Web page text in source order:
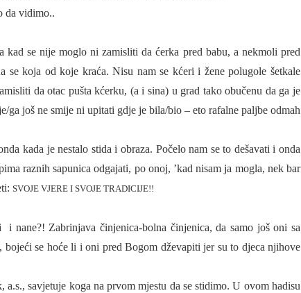
da vidimo..
se nije moglo ni zamisliti da ćerka pred babu, a nekmoli pred
koja od koje kraća. Nisu nam se kćeri i žene polugole šetkale
da otac pušta kćerku, (a i sina) u grad tako obučenu da ga je
još ne smije ni upitati gdje je bila/bio – eto rafalne paljbe odmah
kada je nestalo stida i obraza. Počelo nam se to dešavati i onda
raznih sapunica odgajati, po onoj, ’kad nisam ja mogla, nek bar
SVOJE VJERE I SVOJE TRADICIJE!!
i nane?! Zabrinjava činjenica-bolna činjenica, da samo još oni sa
se hoće li i oni pred Bogom dževapiti jer su to djeca njihove
savjetuje koga na prvom mjestu da se stidimo. U ovom hadisu